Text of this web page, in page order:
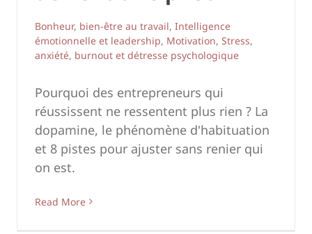
Bonheur, bien-être au travail, Intelligence
émotionnelle et leadership, Motivation, Stress,
anxiété, burnout et détresse psychologique
Pourquoi des entrepreneurs qui
réussissent ne ressentent plus rien ? La
dopamine, le phénomène d'habituation
et 8 pistes pour ajuster sans renier qui
on est.
Read More